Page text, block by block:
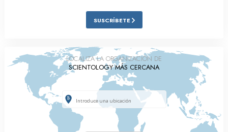
SUSCRÍBETE
LOCALIZA LA ORGANIZACIÓN DE
SCIENTOLOGY MÁS CERCANA